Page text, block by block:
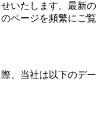
いたします。最新の
ページを頻繁にご覧
、当社は以下のデー